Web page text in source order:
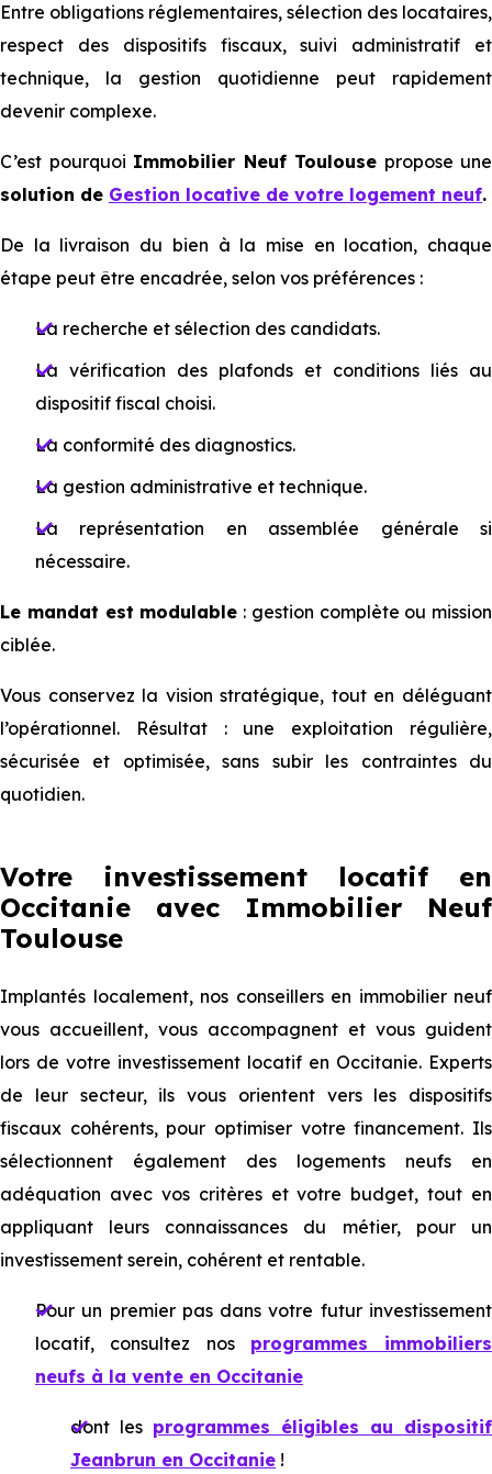
Entre obligations réglementaires, sélection des locataires,
respect des dispositifs fiscaux, suivi administratif et
technique, la gestion quotidienne peut rapidement
devenir complexe.
C’est pourquoi Immobilier Neuf Toulouse propose une
solution de Gestion locative de votre logement neuf.
De la livraison du bien à la mise en location, chaque
étape peut être encadrée, selon vos préférences :
La recherche et sélection des candidats.
La vérification des plafonds et conditions liés au
dispositif fiscal choisi.
La conformité des diagnostics.
La gestion administrative et technique.
La représentation en assemblée générale si
nécessaire.
Le mandat est modulable : gestion complète ou mission
ciblée.
Vous conservez la vision stratégique, tout en déléguant
l’opérationnel. Résultat : une exploitation régulière,
sécurisée et optimisée, sans subir les contraintes du
quotidien.
Votre investissement locatif en
Occitanie avec Immobilier Neuf
Toulouse
Implantés localement, nos conseillers en immobilier neuf
vous accueillent, vous accompagnent et vous guident
lors de votre investissement locatif en Occitanie. Experts
de leur secteur, ils vous orientent vers les dispositifs
fiscaux cohérents, pour optimiser votre financement. Ils
sélectionnent également des logements neufs en
adéquation avec vos critères et votre budget, tout en
appliquant leurs connaissances du métier, pour un
investissement serein, cohérent et rentable.
Pour un premier pas dans votre futur investissement
locatif, consultez nos programmes immobiliers
neufs à la vente en Occitanie
dont les programmes éligibles au dispositif
Jeanbrun en Occitanie !